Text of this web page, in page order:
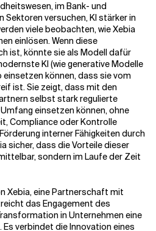
im Bank- und
Sektoren versuchen, KI stärker in
viele beobachten, wie Xebia
einlösen. Wenn diese
ist, könnte sie als Modell dafür
KI (wie generative Modelle
können, dass sie vom
ist. Sie zeigt, dass mit den
selbst stark regulierte
einsetzen können, ohne
Compliance oder Kontrolle
interner Fähigkeiten durch
sicher, dass die Vorteile dieser
sondern im Laufe der Zeit
Xebia, eine Partnerschaft mit
das Engagement des
in Unternehmen eine
verbindet die Innovation eines